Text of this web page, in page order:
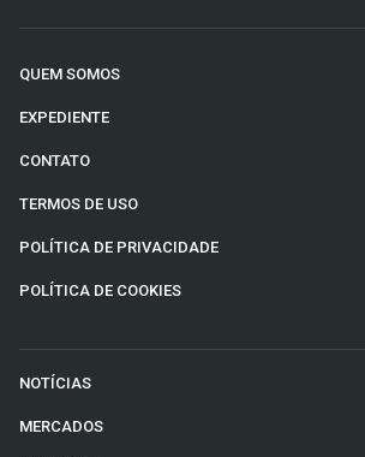
QUEM SOMOS
EXPEDIENTE
CONTATO
TERMOS DE USO
POLÍTICA DE PRIVACIDADE
POLÍTICA DE COOKIES
NOTÍCIAS
MERCADOS